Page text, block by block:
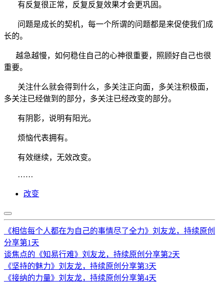
有反复很正常，反复反复效果才会更巩固。
问题是成长的契机，每一个所谓的问题都是来促使我们成
长的。
越急越慢，如何稳住自己的心神很重要，照顾好自己也很
重要。
关注什么就会得到什么，多关注正向面，多关注积极面，
多关注已经做到的部分，多关注已经改变的部分。
有阴影，说明有阳光。
烦恼代表拥有。
有效继续，无效改变。
……
改变
《相信每个人都在为自己的事情尽了全力》刘友龙，持续原创
分享第1天
谈焦点的《知易行难》刘友龙，持续原创分享第2天
《坚持的魅力》刘友龙，持续原创分享第3天
《接纳的力量》刘友龙，持续原创分享第4天